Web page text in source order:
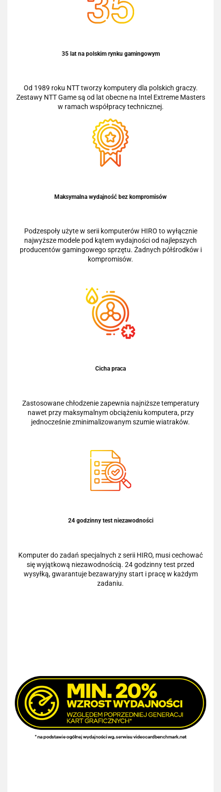
35 lat na polskim rynku gamingowym
Od 1989 roku NTT tworzy komputery dla polskich graczy.
Zestawy NTT Game są od lat obecne na Intel Extreme Masters
w ramach współpracy technicznej.
Maksymalna wydajność bez kompromisów
Podzespoły użyte w serii komputerów HIRO to wyłącznie
najwyższe modele pod kątem wydajności od najlepszych
producentów gamingowego sprzętu. Żadnych półśrodków i
kompromisów.
Cicha praca
Zastosowane chłodzenie zapewnia najniższe temperatury
nawet przy maksymalnym obciążeniu komputera, przy
jednocześnie zminimalizowanym szumie wiatraków.
24 godzinny test niezawodności
Komputer do zadań specjalnych z serii HIRO, musi cechować
się wyjątkową niezawodnością. 24 godzinny test przed
wysyłką, gwarantuje bezawaryjny start i pracę w każdym
zadaniu.